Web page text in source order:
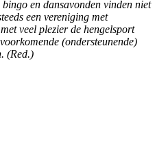
en dansavonden vinden niet
een vereniging met
veel plezier de hengelsport
(ondersteunende)
(Red.)